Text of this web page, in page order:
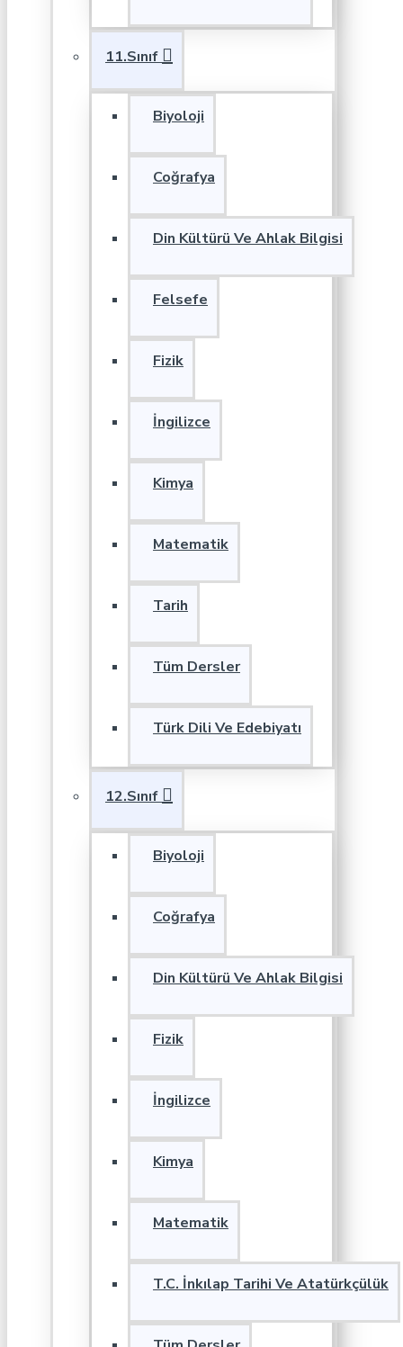
11.Sınıf
Biyoloji
Coğrafya
Din Kültürü Ve Ahlak Bilgisi
Felsefe
Fizik
İngilizce
Kimya
Matematik
Tarih
Tüm Dersler
Türk Dili Ve Edebiyatı
12.Sınıf
Biyoloji
Coğrafya
Din Kültürü Ve Ahlak Bilgisi
Fizik
İngilizce
Kimya
Matematik
T.C. İnkılap Tarihi Ve Atatürkçülük